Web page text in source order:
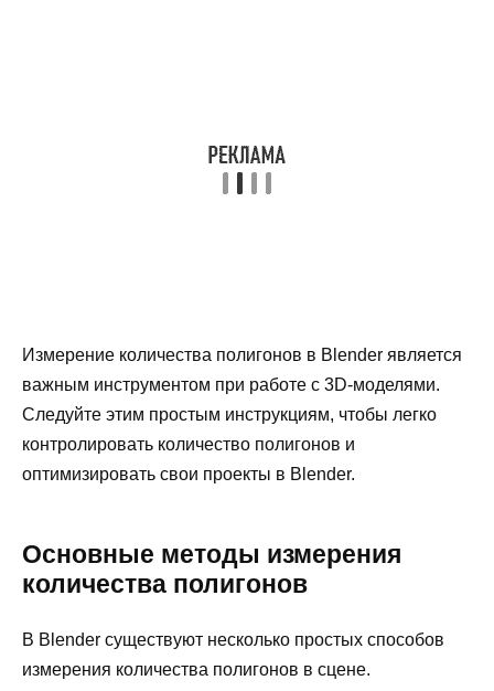
Измерение количества полигонов в Blender является
важным инструментом при работе с 3D-моделями.
Следуйте этим простым инструкциям, чтобы легко
контролировать количество полигонов и
оптимизировать свои проекты в Blender.
Основные методы измерения
количества полигонов
В Blender существуют несколько простых способов
измерения количества полигонов в сцене.